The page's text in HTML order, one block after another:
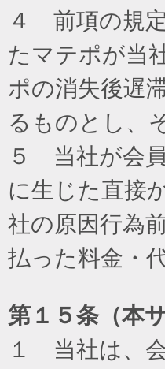
４ 前項の規
たマテポが当
ポの消失後遅
るものとし、
５ 当社が会
に生じた直接
社の原因行為
払った料金・
第１５条（本
１ 当社は、